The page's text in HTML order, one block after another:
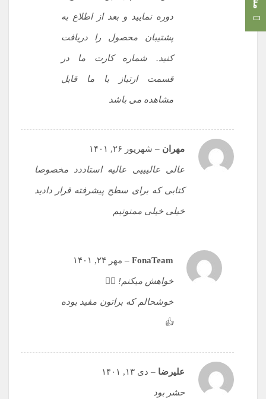
دوره نمایید و بعد از اطلاع به
پشتیبان محصول را دریافت
کنید. شماره کارت ما در
قسمت ارتباز با ما قابل
مشاهده می باشد
مهران – شهریور ۲۶, ۱۴۰۱
عالی عالیییی عالیه استاددد مخصوصا
کتابی که برای سطح پیشرفته قرار دادید
خیلی خیلی ممنونیم
FonaTeam
– مهر ۲۴, ۱۴۰۱
خواهش میکنم! ✌🏻
خوشحالم که براتون مفید بوده
👍
علیرضا – دی ۱۳, ۱۴۰۱
حشر بود